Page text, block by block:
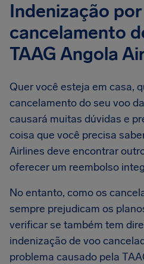
Indenização por
cancelamento
TAAG Angola
Quer você esteja em casa,
cancelamento do seu voo
causará muitas dúvidas e
coisa que você precisa
Airlines deve encontrar
oferecer um reembolso
No entanto, como os
sempre prejudicam os
verificar se também tem
indenização de voo
problema causado pela